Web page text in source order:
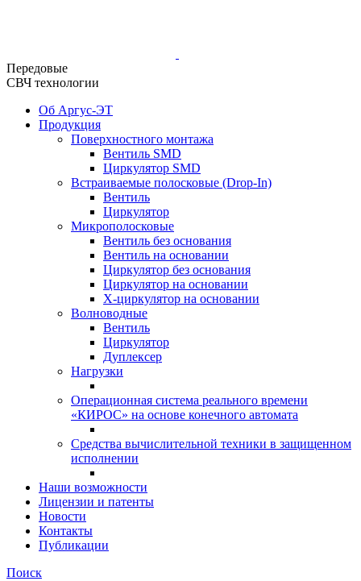
Передовые
СВЧ технологии
Об Аргус-ЭТ
Продукция
Поверхностного монтажа
Вентиль SMD
Циркулятор SMD
Встраиваемые полосковые (Drop-In)
Вентиль
Циркулятор
Микрополосковые
Вентиль без основания
Вентиль на основании
Циркулятор без основания
Циркулятор на основании
Х-циркулятор на основании
Волноводные
Вентиль
Циркулятор
Дуплексер
Нагрузки
Операционная система реального времени
«КИРОС» на основе конечного автомата
Средства вычислительной техники в защищенном
исполнении
Наши возможности
Лицензии и патенты
Новости
Контакты
Публикации
Поиск